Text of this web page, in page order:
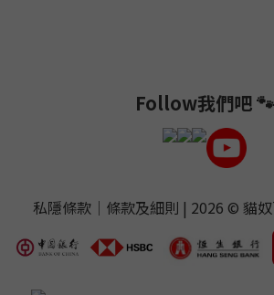
Follow我們吧 🐾
私隱條款｜ 條款及細則 | 2026 © 貓